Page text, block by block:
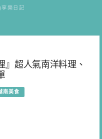
樂日記
』超人氣南洋料理、
南美食